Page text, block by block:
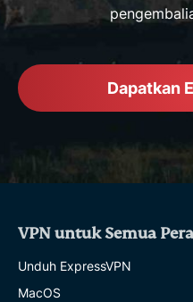
Dapatkan
VPN untuk Semua
Unduh ExpressVPN
MacOS